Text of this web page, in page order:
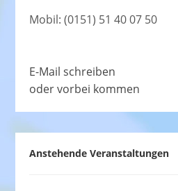
Mobil: (0151) 51 40 07 50
E-Mail schreiben
oder vorbei kommen
Anstehende Veranstaltungen